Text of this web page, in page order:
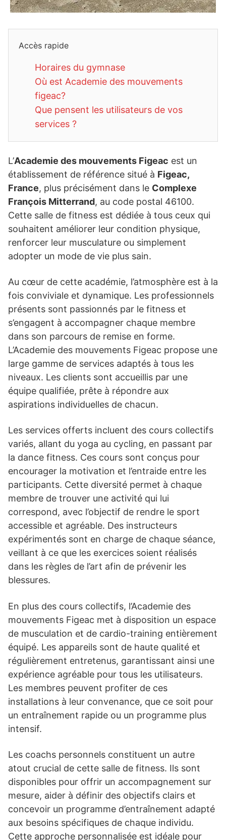
Accès rapide
Horaires du gymnase
Où est Academie des mouvements
figeac?
Que pensent les utilisateurs de vos
services ?
L’Academie des mouvements Figeac est un
établissement de référence situé à Figeac,
France, plus précisément dans le Complexe
François Mitterrand, au code postal 46100.
Cette salle de fitness est dédiée à tous ceux qui
souhaitent améliorer leur condition physique,
renforcer leur musculature ou simplement
adopter un mode de vie plus sain.
Au cœur de cette académie, l’atmosphère est à la
fois conviviale et dynamique. Les professionnels
présents sont passionnés par le fitness et
s’engagent à accompagner chaque membre
dans son parcours de remise en forme.
L’Academie des mouvements Figeac propose une
large gamme de services adaptés à tous les
niveaux. Les clients sont accueillis par une
équipe qualifiée, prête à répondre aux
aspirations individuelles de chacun.
Les services offerts incluent des cours collectifs
variés, allant du yoga au cycling, en passant par
la dance fitness. Ces cours sont conçus pour
encourager la motivation et l’entraide entre les
participants. Cette diversité permet à chaque
membre de trouver une activité qui lui
correspond, avec l’objectif de rendre le sport
accessible et agréable. Des instructeurs
expérimentés sont en charge de chaque séance,
veillant à ce que les exercices soient réalisés
dans les règles de l’art afin de prévenir les
blessures.
En plus des cours collectifs, l’Academie des
mouvements Figeac met à disposition un espace
de musculation et de cardio-training entièrement
équipé. Les appareils sont de haute qualité et
régulièrement entretenus, garantissant ainsi une
expérience agréable pour tous les utilisateurs.
Les membres peuvent profiter de ces
installations à leur convenance, que ce soit pour
un entraînement rapide ou un programme plus
intensif.
Les coachs personnels constituent un autre
atout crucial de cette salle de fitness. Ils sont
disponibles pour offrir un accompagnement sur
mesure, aider à définir des objectifs clairs et
concevoir un programme d’entraînement adapté
aux besoins spécifiques de chaque individu.
Cette approche personnalisée est idéale pour